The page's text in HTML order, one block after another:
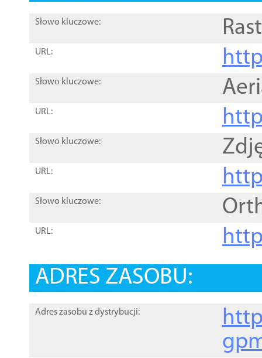
Słowo kluczowe:
URL:
Słowo kluczowe:
URL:
Słowo kluczowe:
URL:
Słowo kluczowe:
URL:
ADRES ZASOBU:
Adres zasobu z dystrybucji: